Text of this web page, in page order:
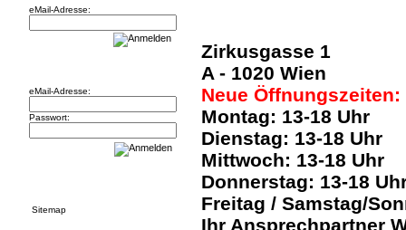
eMail-Adresse:
eMail-Adresse:
Passwort:
Sitemap
Zirkusgasse 1
A - 1020 Wien
Neue Öffnungszeiten:
Montag: 13-18 Uhr
Dienstag: 13-18 Uhr
Mittwoch: 13-18 Uhr
Donnerstag: 13-18
Freitag / Samstag/
Ihr Ansprechpartner